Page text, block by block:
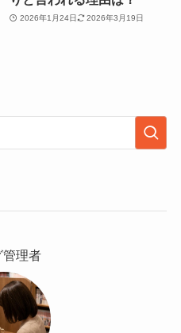
2026年1月24日 2026年3月19日
管理者